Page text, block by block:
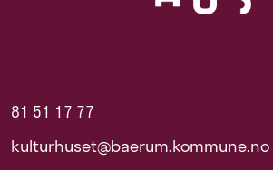
81 51 17 77
kulturhuset@baerum.kommune.no